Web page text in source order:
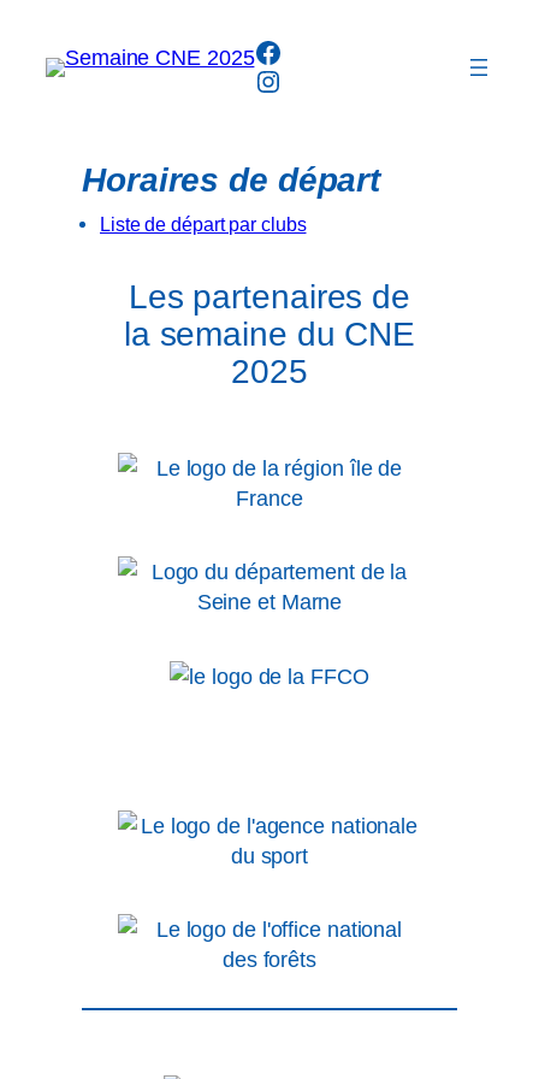
contenu
Facebook
Instagram
Horaires de départ
Liste de départ par clubs
Les partenaires de
la semaine du CNE
2025